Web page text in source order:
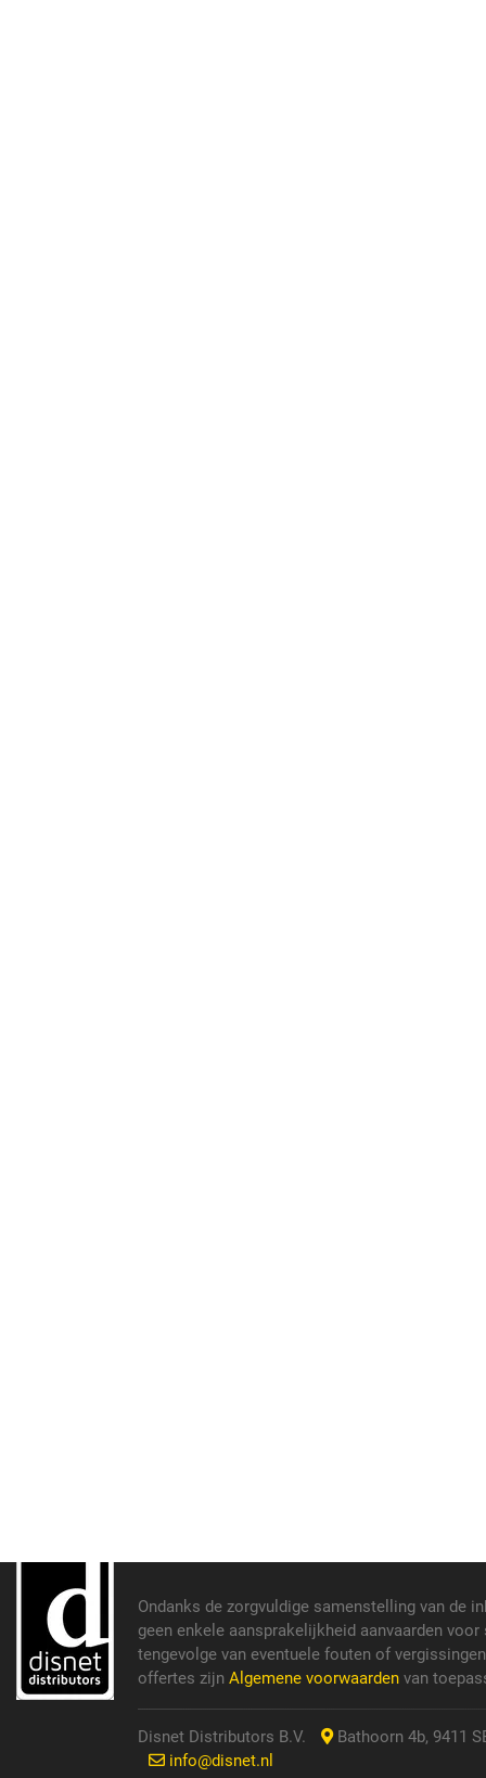
Ondanks de zorgvuldige samenstelling van de
geen enkele aansprakelijkheid aanvaarden
tengevolge van eventuele fouten of
offertes zijn Algemene voorwaarden van
Disnet Distributors B.V.
Bathoorn 4b, 9411
info@disnet.nl